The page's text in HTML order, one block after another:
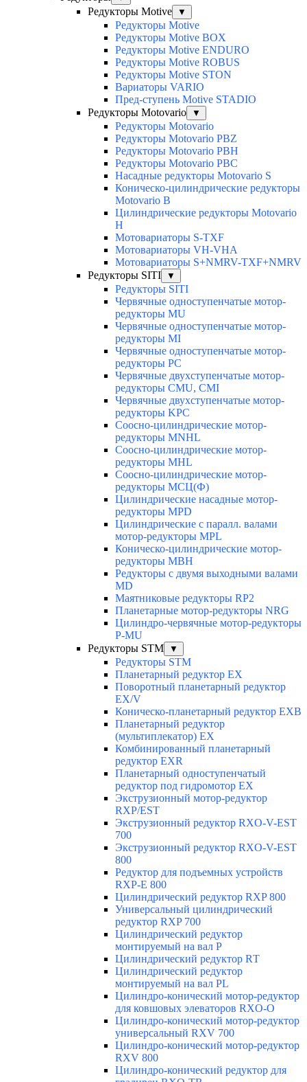
Редукторы Motive ▼
Редукторы Motive
Редукторы Motive BOX
Редукторы Motive ENDURO
Редукторы Motive ROBUS
Редукторы Motive STON
Вариаторы VARIO
Пред-ступень Motive STADIO
Редукторы Motovario
▼
Редукторы Motovario
Редукторы Motovario PBZ
Редукторы Motovario PBH
Редукторы Motovario PBC
Насадные редукторы Motovario S
Коническо-цилиндрические редукторы
Motovario B
Цилиндрические редукторы Motovario
H
Мотовариаторы S-TXF
Мотовариаторы VH-VHA
Мотовариаторы S+NMRV-TXF+NMRV
Редукторы SITI
▼
Редукторы SITI
Червячные одноступенчатые мотор-
редукторы MU
Червячные одноступенчатые мотор-
редукторы MI
Червячные одноступенчатые мотор-
редукторы PC
Червячные двухступенчатые мотор-
редукторы CMU, CMI
Червячные двухступенчатые мотор-
редукторы KPC
Соосно-цилиндрические мотор-
редукторы MNHL
Соосно-цилиндрические мотор-
редукторы MHL
Соосно-цилиндрические мотор-
редукторы МСЦ(Ф)
Цилиндрические насадные мотор-
редукторы MPD
Цилиндрические с паралл. валами
мотор-редукторы MPL
Коническо-цилиндрические мотор-
редукторы MBH
Редукторы с двумя выходными валами
MD
Маятниковые редукторы RP2
Планетарные мотор-редукторы NRG
Цилиндро-червячные мотор-редукторы
P-MU
Редукторы STM
▼
Редукторы STM
Планетарный редуктор ЕХ
Поворотный планетарный редуктор
EX/V
Коническо-планетарный редуктор ЕХВ
Планетарный редуктор
(мультиплекатор) ЕХ
Комбинированный планетарный
редуктор ЕХR
Планетарный одноступенчатый
редуктор под гидромотор ЕХ
Экструзионный мотор-редуктор
RXP/EST
Экструзионный редуктор RXO-V-EST
700
Экструзионный редуктор RXO-V-EST
800
Редуктор для подъемных устройств
RXP-E 800
Цилиндрический редуктор RXP 800
Универсальный цилиндрический
редуктор RXP 700
Цилиндрический редуктор
монтируемый на вал Р
Цилиндрический редуктор RТ
Цилиндрический редуктор
монтируемый на вал РL
Цилиндро-конический мотор-редуктор
для ковшовых элеваторов RXO-O
Цилиндро-конический мотор-редуктор
универсальный RXV 700
Цилиндро-конический мотор-редуктор
RXV 800
Цилиндро-конический редуктор для